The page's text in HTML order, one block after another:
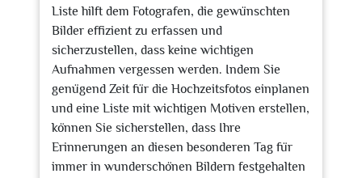
Liste hilft dem Fotografen, die gewünschten
Bilder effizient zu erfassen und
sicherzustellen, dass keine wichtigen
Aufnahmen vergessen werden. Indem Sie
genügend Zeit für die Hochzeitsfotos einplanen
und eine Liste mit wichtigen Motiven erstellen,
können Sie sicherstellen, dass Ihre
Erinnerungen an diesen besonderen Tag für
immer in wunderschönen Bildern festgehalten